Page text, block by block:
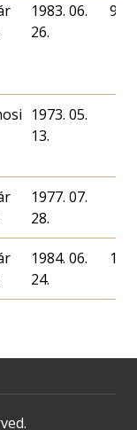
1983. 06.
26.
94
1973. 05.
13.
1977. 07.
28.
1984. 06.
24.
100